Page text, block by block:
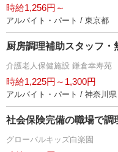
時給1,256円～
アルバイト・パート / 東京都
厨房調理補助スタッフ
介護老人保健施設 鎌倉幸寿苑
時給1,225円～1,300円
アルバイト・パート / 神奈川県
社会保険完備の職場で調
グローバルキッズ白楽園